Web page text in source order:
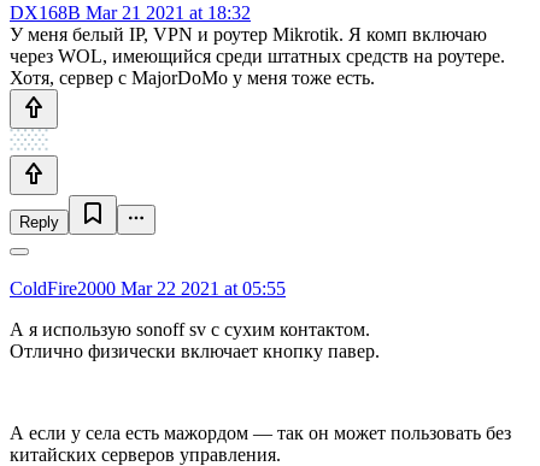
DX168B Mar 21 2021 at 18:32
У меня белый IP, VPN и роутер Mikrotik. Я комп включаю
через WOL, имеющийся среди штатных средств на роутере.
Хотя, сервер с MajorDoMo у меня тоже есть.
Reply
ColdFire2000 Mar 22 2021 at 05:55
А я использую sonoff sv с сухим контактом.
Отлично физически включает кнопку павер.
А если у села есть мажордом — так он может пользовать без
китайских серверов управления.